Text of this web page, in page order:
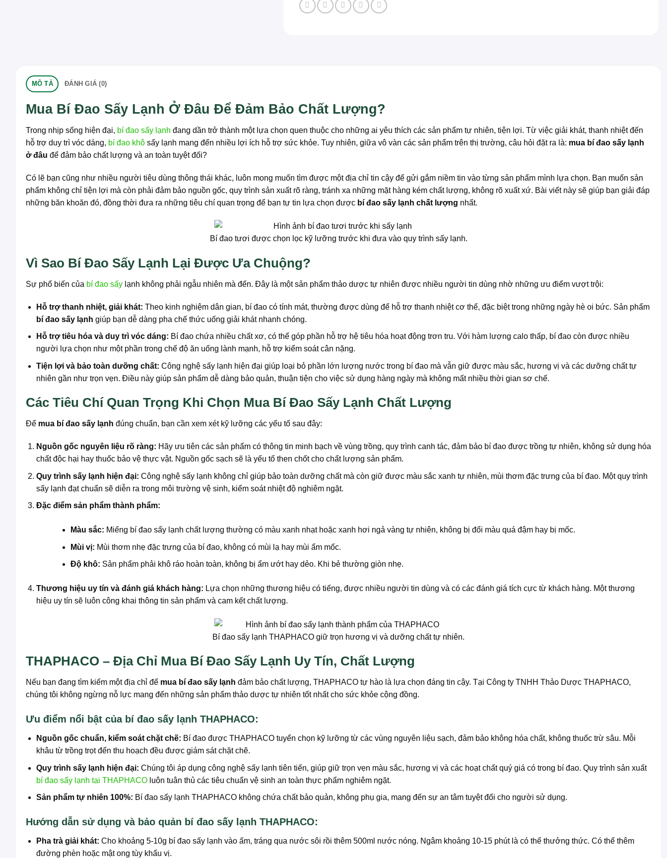
MÔ TẢ ĐÁNH GIÁ (0)
Mua Bí Đao Sấy Lạnh Ở Đâu Để Đảm Bảo Chất Lượng?
Trong nhịp sống hiện đại, bí đao sấy lạnh đang dần trở thành một lựa chọn quen thuộc cho những ai yêu thích các sản phẩm tự nhiên, tiện lợi. Từ việc giải khát, thanh nhiệt đến
hỗ trợ duy trì vóc dáng, bí đao khô sấy lạnh mang đến nhiều lợi ích hỗ trợ sức khỏe. Tuy nhiên, giữa vô vàn các sản phẩm trên thị trường, câu hỏi đặt ra là: mua bí đao sấy lạnh
ở đâu để đảm bảo chất lượng và an toàn tuyệt đối?
Có lẽ bạn cũng như nhiều người tiêu dùng thông thái khác, luôn mong muốn tìm được một địa chỉ tin cậy để gửi gắm niềm tin vào từng sản phẩm mình lựa chọn. Bạn muốn sản
phẩm không chỉ tiện lợi mà còn phải đảm bảo nguồn gốc, quy trình sản xuất rõ ràng, tránh xa những mặt hàng kém chất lượng, không rõ xuất xứ. Bài viết này sẽ giúp bạn giải đáp
những băn khoăn đó, đồng thời đưa ra những tiêu chí quan trọng để bạn tự tin lựa chọn được bí đao sấy lạnh chất lượng nhất.
Bí đao tươi được chọn lọc kỹ lưỡng trước khi đưa vào quy trình sấy lạnh.
Vì Sao Bí Đao Sấy Lạnh Lại Được Ưa Chuộng?
Sự phổ biến của bí đao sấy lạnh không phải ngẫu nhiên mà đến. Đây là một sản phẩm thảo dược tự nhiên được nhiều người tin dùng nhờ những ưu điểm vượt trội:
Hỗ trợ thanh nhiệt, giải khát: Theo kinh nghiệm dân gian, bí đao có tính mát, thường được dùng để hỗ trợ thanh nhiệt cơ thể, đặc biệt trong những ngày hè oi bức. Sản phẩm
bí đao sấy lạnh giúp bạn dễ dàng pha chế thức uống giải khát nhanh chóng.
Hỗ trợ tiêu hóa và duy trì vóc dáng: Bí đao chứa nhiều chất xơ, có thể góp phần hỗ trợ hệ tiêu hóa hoạt động trơn tru. Với hàm lượng calo thấp, bí đao còn được nhiều
người lựa chọn như một phần trong chế độ ăn uống lành mạnh, hỗ trợ kiểm soát cân nặng.
Tiện lợi và bảo toàn dưỡng chất: Công nghệ sấy lạnh hiện đại giúp loại bỏ phần lớn lượng nước trong bí đao mà vẫn giữ được màu sắc, hương vị và các dưỡng chất tự
nhiên gần như trọn vẹn. Điều này giúp sản phẩm dễ dàng bảo quản, thuận tiện cho việc sử dụng hàng ngày mà không mất nhiều thời gian sơ chế.
Các Tiêu Chí Quan Trọng Khi Chọn Mua Bí Đao Sấy Lạnh Chất Lượng
Để mua bí đao sấy lạnh đúng chuẩn, bạn cần xem xét kỹ lưỡng các yếu tố sau đây:
Nguồn gốc nguyên liệu rõ ràng: Hãy ưu tiên các sản phẩm có thông tin minh bạch về vùng trồng, quy trình canh tác, đảm bảo bí đao được trồng tự nhiên, không sử dụng hóa
chất độc hại hay thuốc bảo vệ thực vật. Nguồn gốc sạch sẽ là yếu tố then chốt cho chất lượng sản phẩm.
Quy trình sấy lạnh hiện đại: Công nghệ sấy lạnh không chỉ giúp bảo toàn dưỡng chất mà còn giữ được màu sắc xanh tự nhiên, mùi thơm đặc trưng của bí đao. Một quy trình
sấy lạnh đạt chuẩn sẽ diễn ra trong môi trường vệ sinh, kiểm soát nhiệt độ nghiêm ngặt.
Đặc điểm sản phẩm thành phẩm:
Màu sắc: Miếng bí đao sấy lạnh chất lượng thường có màu xanh nhạt hoặc xanh hơi ngả vàng tự nhiên, không bị đổi màu quá đậm hay bị mốc.
Mùi vị: Mùi thơm nhẹ đặc trưng của bí đao, không có mùi lạ hay mùi ẩm mốc.
Độ khô: Sản phẩm phải khô ráo hoàn toàn, không bị ẩm ướt hay dẻo. Khi bẻ thường giòn nhẹ.
Thương hiệu uy tín và đánh giá khách hàng: Lựa chọn những thương hiệu có tiếng, được nhiều người tin dùng và có các đánh giá tích cực từ khách hàng. Một thương
hiệu uy tín sẽ luôn công khai thông tin sản phẩm và cam kết chất lượng.
Bí đao sấy lạnh THAPHACO giữ trọn hương vị và dưỡng chất tự nhiên.
THAPHACO – Địa Chỉ Mua Bí Đao Sấy Lạnh Uy Tín, Chất Lượng
Nếu bạn đang tìm kiếm một địa chỉ để mua bí đao sấy lạnh đảm bảo chất lượng, THAPHACO tự hào là lựa chọn đáng tin cậy. Tại Công ty TNHH Thảo Dược THAPHACO,
chúng tôi không ngừng nỗ lực mang đến những sản phẩm thảo dược tự nhiên tốt nhất cho sức khỏe cộng đồng.
Ưu điểm nổi bật của bí đao sấy lạnh THAPHACO:
Nguồn gốc chuẩn, kiểm soát chặt chẽ: Bí đao được THAPHACO tuyển chọn kỹ lưỡng từ các vùng nguyên liệu sạch, đảm bảo không hóa chất, không thuốc trừ sâu. Mỗi
khâu từ trồng trọt đến thu hoạch đều được giám sát chặt chẽ.
Quy trình sấy lạnh hiện đại: Chúng tôi áp dụng công nghệ sấy lạnh tiên tiến, giúp giữ trọn vẹn màu sắc, hương vị và các hoạt chất quý giá có trong bí đao. Quy trình sản xuất
bí đao sấy lạnh tại THAPHACOluôn tuân thủ các tiêu chuẩn vệ sinh an toàn thực phẩm nghiêm ngặt.
Sản phẩm tự nhiên 100%: Bí đao sấy lạnh THAPHACO không chứa chất bảo quản, không phụ gia, mang đến sự an tâm tuyệt đối cho người sử dụng.
Hướng dẫn sử dụng và bảo quản bí đao sấy lạnh THAPHACO:
Pha trà giải khát: Cho khoảng 5-10g bí đao sấy lạnh vào ấm, tráng qua nước sôi rồi thêm 500ml nước nóng. Ngâm khoảng 10-15 phút là có thể thưởng thức. Có thể thêm
đường phèn hoặc mật ong tùy khẩu vị.